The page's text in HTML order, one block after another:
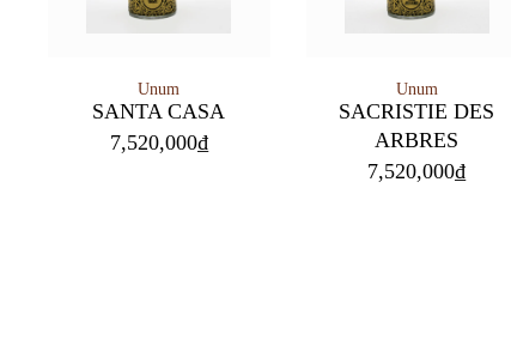
Unum
SANTA CASA
7,520,000₫
Unum
SACRISTIE DES
ARBRES
7,520,000₫